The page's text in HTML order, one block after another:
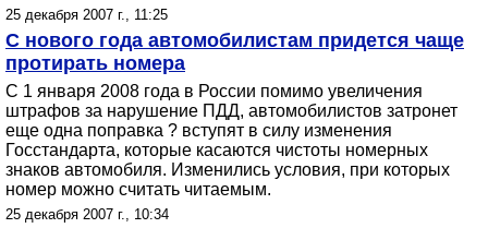
25 декабря 2007 г., 11:25
С нового года автомобилистам придется чаще
протирать номера
С 1 января 2008 года в России помимо увеличения
штрафов за нарушение ПДД, автомобилистов затронет
еще одна поправка ? вступят в силу изменения
Госстандарта, которые касаются чистоты номерных
знаков автомобиля. Изменились условия, при которых
номер можно считать читаемым.
25 декабря 2007 г., 10:34